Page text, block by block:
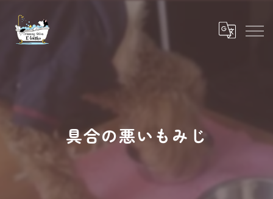
具合の悪いもみじ